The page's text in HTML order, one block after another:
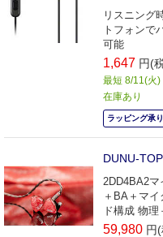
リスニング
トフォンで
可能
1,647 円(
最短 8/11(火)
在庫あり
ラッピング承
DUNU-
2DD4BA2
＋BA＋マ
ド構成 物
59,980 円